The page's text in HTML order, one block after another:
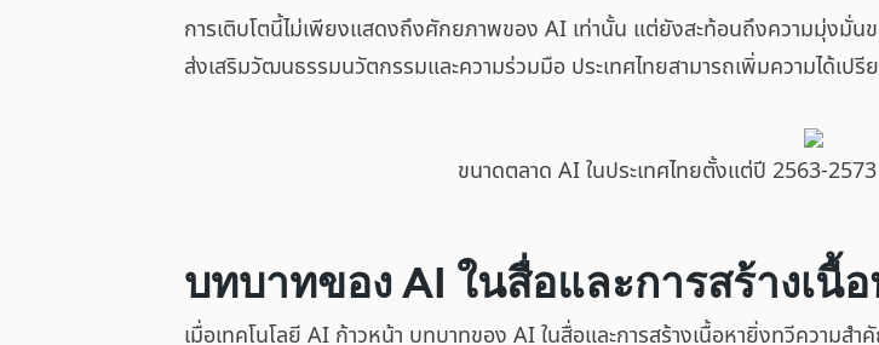
การเติบโตนี้ไม่เพียงแสดงถึงศักยภาพของ AI เท่านั้น แต่ยังสะท้อนถึงความมุ่งมั่น
ส่งเสริมวัฒนธรรมนวัตกรรมและความร่วมมือ ประเทศไทยสามารถเพิ่มความได้เปรี
ขนาดตลาด AI ในประเทศไทยตั้งแต่ปี 2563-
บทบาทของ AI ในสื่อและการสร้างเนื้
เมื่อเทคโนโลยี AI ก้าวหน้า บทบาทของ AI ในสื่อและการสร้างเนื้อหายิ่งทวีควา